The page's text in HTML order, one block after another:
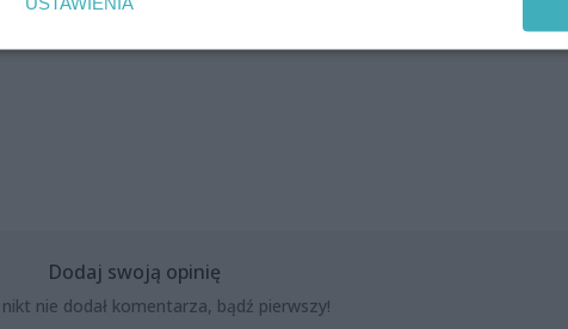
Dodaj swoją opinię
nikt nie dodał komentarza, bądź pierwszy!